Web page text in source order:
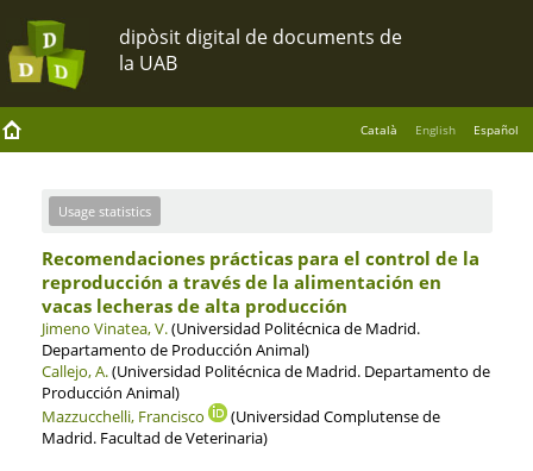
Català English Español
Usage statistics
Recomendaciones prácticas para el control de la
reproducción a través de la alimentación en
vacas lecheras de alta producción
Jimeno Vinatea, V.(Universidad Politécnica de Madrid.
Departamento de Producción Animal)
Callejo, A.(Universidad Politécnica de Madrid. Departamento de
Producción Animal)
Mazzucchelli, Francisco
(Universidad Complutense de
Madrid. Facultad de Veterinaria)